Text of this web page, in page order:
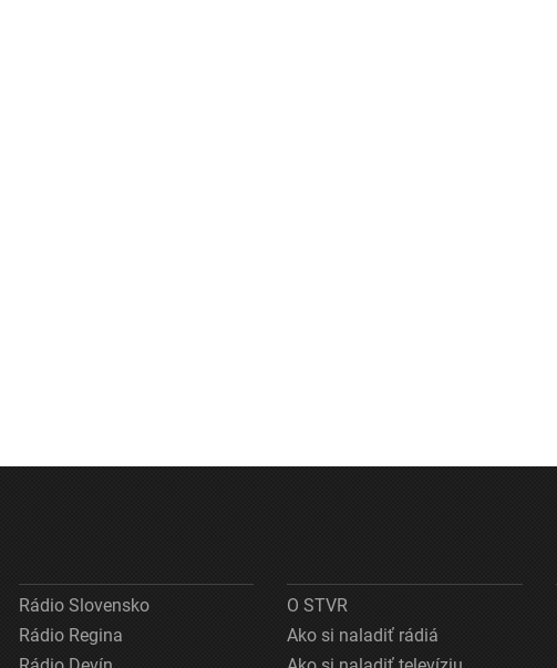
Rádio Slovensko
Rádio Regina
O STVR
Ako si naladiť rádiá